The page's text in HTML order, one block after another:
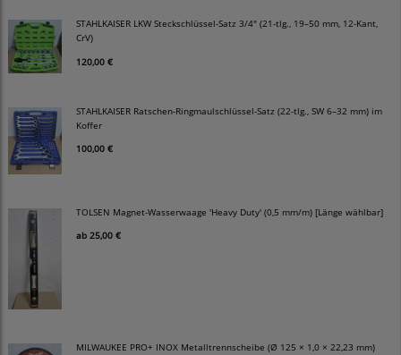
STAHLKAISER LKW Steckschlüssel-Satz 3/4" (21-tlg., 19–50 mm, 12-Kant,
CrV)
120,00 €
STAHLKAISER Ratschen-Ringmaulschlüssel-Satz (22-tlg., SW 6–32 mm) im
Koffer
100,00 €
TOLSEN Magnet-Wasserwaage 'Heavy Duty' (0,5 mm/m) [Länge wählbar]
ab 25,00 €
MILWAUKEE PRO+ INOX Metalltrennscheibe (Ø 125 × 1,0 × 22,23 mm)